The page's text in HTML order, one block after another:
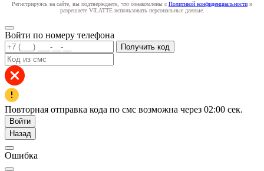
Регистрируясь на сайте, вы подтверждаете, что ознакомлены с Политикой конфиденциальности и
разрешаете VILATTE использовать персональные данные.
Войти по номеру телефона
Получить код
Повторная отправка кода по смс возможна через 02:00 сек.
Войти
Назад
Ошибка